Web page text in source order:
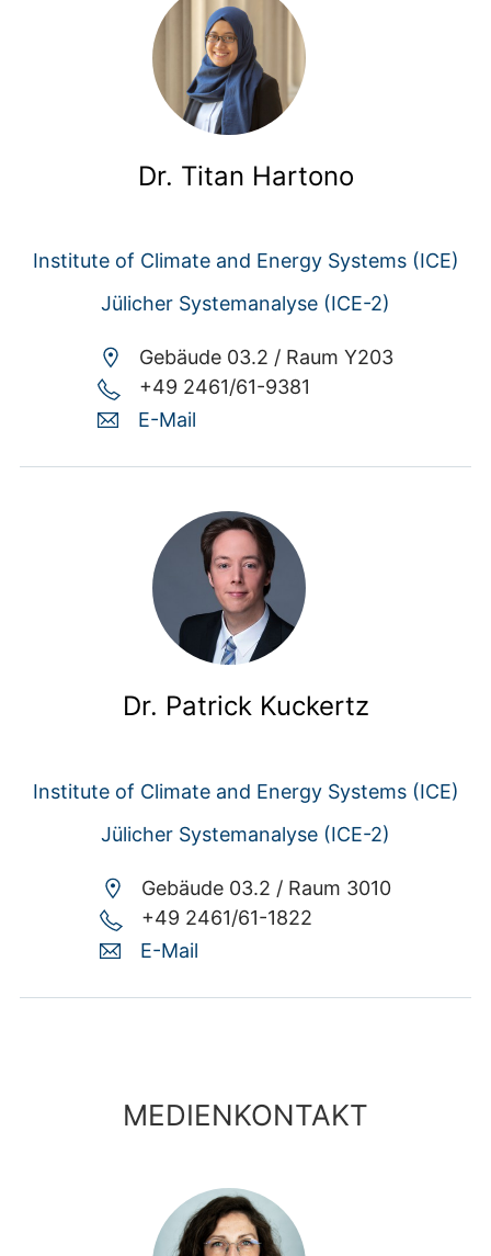
Dr. Titan Hartono
Institute of Climate and Energy Systems (ICE)
Jülicher Systemanalyse (ICE-2)
Gebäude 03.2 / Raum Y203
+49 2461/61-9381
E-Mail
Dr. Patrick Kuckertz
Institute of Climate and Energy Systems (ICE)
Jülicher Systemanalyse (ICE-2)
Gebäude 03.2 / Raum 3010
+49 2461/61-1822
E-Mail
MEDIENKONTAKT